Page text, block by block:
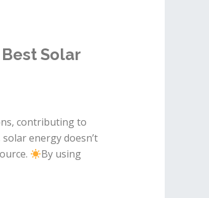
Solar
contributing to
energy doesn’t
By using